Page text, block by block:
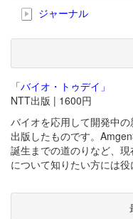
ジャーナル
「バイオ・トゥデイ」
NTT出版 | 1600円
バイオを応用して開発中
出版したものです。
誕生までの道のりなど、
について知りたい方には役